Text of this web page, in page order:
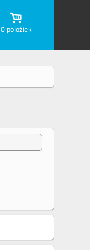
0 položiek